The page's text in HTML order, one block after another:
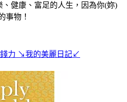
健康、富足的人生，因為你(妳)
事物！
力 ↘我的美麗日記↙